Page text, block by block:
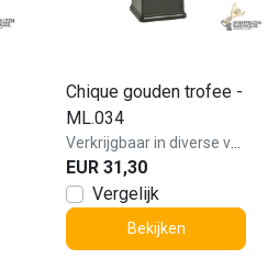
Chique gouden trofee -
ML.034
EUR 31,30
Vergelijk
Bekijken